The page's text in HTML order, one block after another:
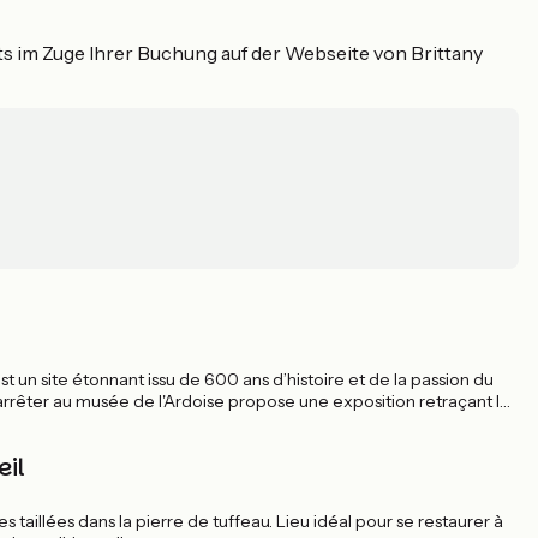
im Zuge Ihrer Buchung auf der Webseite von Brittany
un site étonnant issu de 600 ans d’histoire et de la passion du
au musée de l'Ardoise propose une exposition retraçant les
taillées dans la pierre de tuffeau. Lieu idéal pour se restaurer à